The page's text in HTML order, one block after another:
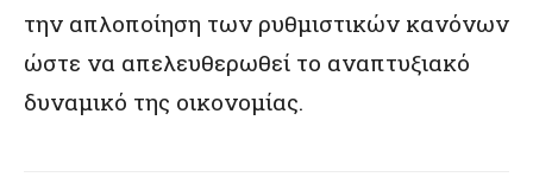
την απλοποίηση των ρυθμιστικών κανόνων
ώστε να απελευθερωθεί το αναπτυξιακό
δυναμικό της οικονομίας.